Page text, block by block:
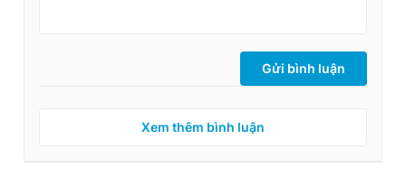
Gửi bình luận
Xem thêm bình luận